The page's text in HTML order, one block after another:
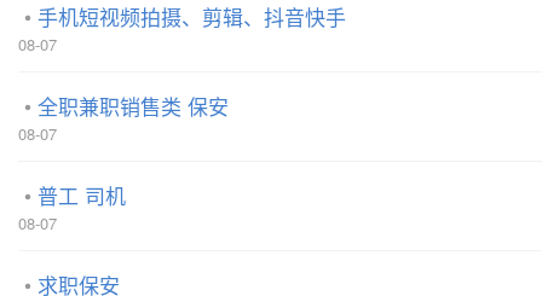
手机短视频拍摄、剪辑、抖音快手
08-07
全职兼职销售类 保安
08-07
普工 司机
08-07
求职保安